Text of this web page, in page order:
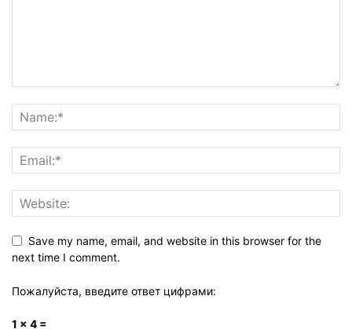
Save my name, email, and website in this browser for the
next time I comment.
Пожалуйста, введите ответ цифрами:
1 × 4 =